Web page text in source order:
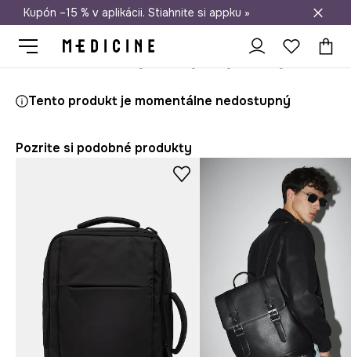
Doprava zadarmo od 50 €
Kupón –15 % v aplikácii. Stiahnite si appku »
Tento produkt je momentálne nedostupný
Pozrite si podobné produkty